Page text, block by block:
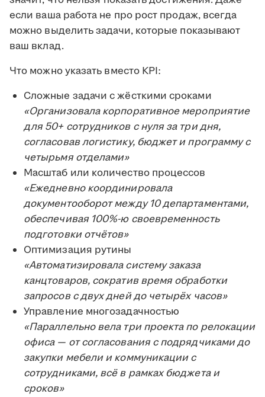
если ваша работа не про рост продаж, всегда
можно выделить задачи, которые показывают
ваш вклад.
Что можно указать вместо KPI:
Сложные задачи с жёсткими сроками
«Организовала корпоративное мероприятие
для 50+ сотрудников с нуля за три дня,
согласовав логистику, бюджет и программу с
четырьмя отделами»
Масштаб или количество процессов
«Ежедневно координировала
документооборот между 10 департаментами,
обеспечивая 100%-ю своевременность
подготовки отчётов»
Оптимизация рутины
«Автоматизировала систему заказа
канцтоваров, сократив время обработки
запросов с двух дней до четырёх часов»
Управление многозадачностью
«Параллельно вела три проекта по релокации
офиса — от согласования с подрядчиками до
закупки мебели и коммуникации с
сотрудниками, всё в рамках бюджета и
сроков»